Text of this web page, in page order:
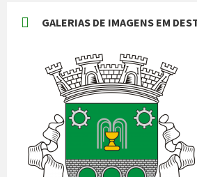
GALERIAS DE IMAGENS EM